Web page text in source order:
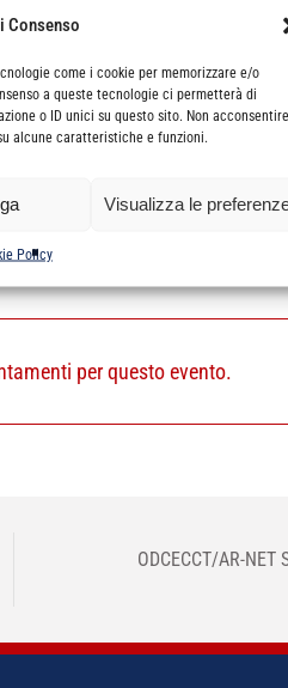
Consenso
come i cookie per memorizzare e/o
a queste tecnologie ci permetterà di
o ID unici su questo sito. Non
alcune caratteristiche e funzioni.
Visualizza le
Policy
si terrà
per questo evento.
ODCECCT/AR-NET